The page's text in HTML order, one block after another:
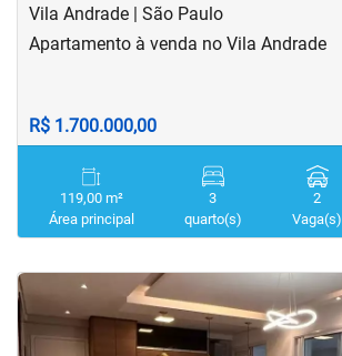
Vila Andrade | São Paulo
Apartamento à venda no Vila Andrade
R$ 1.700.000,00
119,00 m²
Área principal
3
quarto(s)
2
Vaga(s)
<